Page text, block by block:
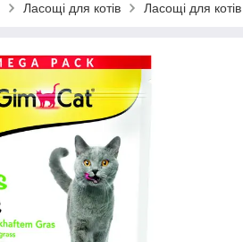
Ласощі для котів Ласощі для